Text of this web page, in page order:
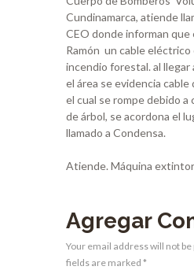
Cundinamarca, atiende
CEO donde informan que
Ramón un cable
incendio forestal. al llegar
el área se evidencia
el cual se rompe debido
de árbol, se acordona el
llamado a Condensa.
Atiende. Máquina
Agregar
Your email address will not
fields are marked *